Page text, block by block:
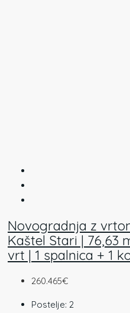
Novogradnja z
Kaštel Stari | 76,63
vrt | 1 spalnica + 1
260.465€
Postelje: 2